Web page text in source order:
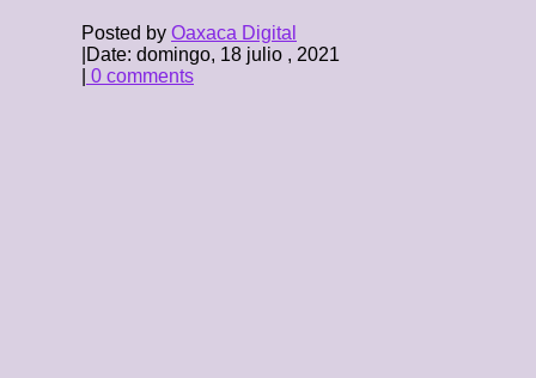
Posted by Oaxaca Digital
Date: domingo, 18 julio , 2021
0 comments